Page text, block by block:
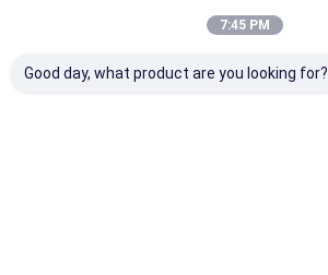
7:45 PM
Good day, what product are you looking for?